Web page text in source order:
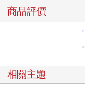
篇故事片，以冀吸引觀
濟的開支。
《閻瑞生》、《海誓》
戲研究社的《閻瑞生》
司的《紅粉骷髏》。其
商品評價
相關主題